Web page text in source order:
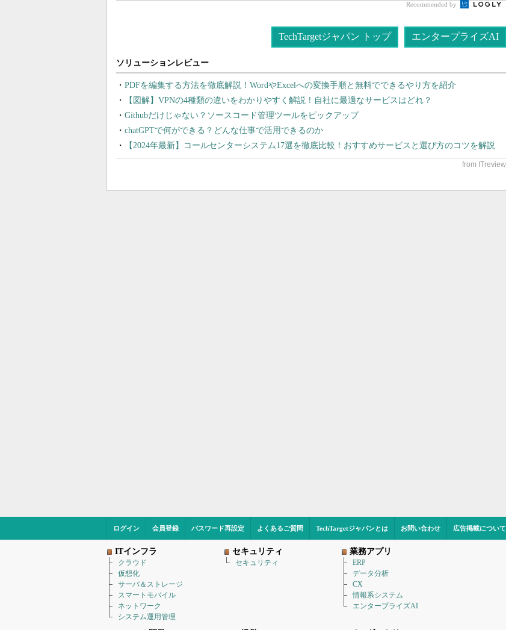
Recommended by
TechTargetジャパン トップ エンタープライズAI
PDFを編集する方法を徹底解説！WordやExcelへの変換手順と無料でできるやり方を紹介
【図解】VPNの4種類の違いをわかりやすく解説！自社に最適なサービスはどれ？
Githubだけじゃない？ソースコード管理ツールをピックアップ
chatGPTで何ができる？どんな仕事で活用できるのか
【2024年最新】コールセンターシステム17選を徹底比較！おすすめサービスと選び方のコツを解説
ログイン 会員登録 パスワード再設定 よくあるご質問 TechTargetジャパンとは お問い合わせ 広告掲載について
ITインフラ
クラウド
仮想化
サーバ＆ストレージ
スマートモバイル
ネットワーク
システム運用管理
セキュリティ
セキュリティ
業務アプリ
ERP
データ分析
CX
情報系システム
エンタープライズAI